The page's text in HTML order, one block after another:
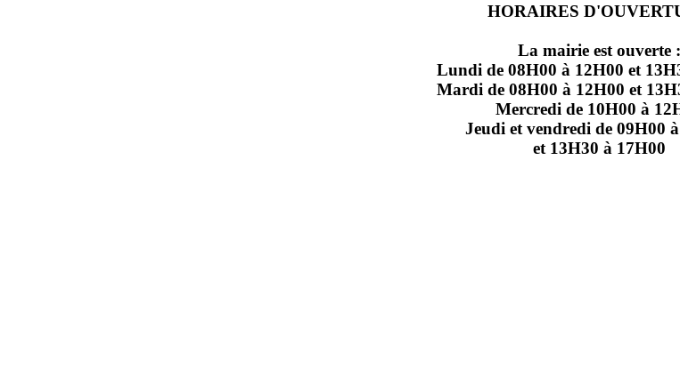
HORAIRES
La mairie est ouverte :
Lundi de 08H00 à 12H00 et
Mardi de 08H00 à 12H00 et
Mercredi de 10H00 à
Jeudi et vendredi de 09H00
et 13H30 à 17H00